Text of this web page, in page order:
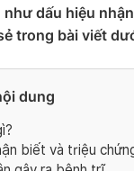
như dấu hiệu
trong bài viết
dung
biết và triệu